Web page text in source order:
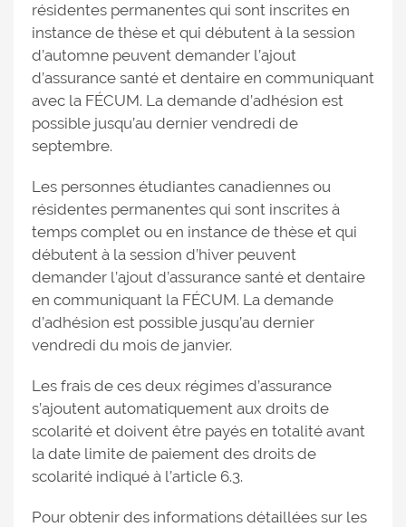
résidentes permanentes qui sont inscrites en
instance de thèse et qui débutent à la session
d’automne peuvent demander l’ajout
d’assurance santé et dentaire en communiquant
avec la FÉCUM. La demande d’adhésion est
possible jusqu’au dernier vendredi de
septembre.
Les personnes étudiantes canadiennes ou
résidentes permanentes qui sont inscrites à
temps complet ou en instance de thèse et qui
débutent à la session d’hiver peuvent
demander l’ajout d’assurance santé et dentaire
en communiquant la FÉCUM. La demande
d’adhésion est possible jusqu’au dernier
vendredi du mois de janvier.
Les frais de ces deux régimes d’assurance
s’ajoutent automatiquement aux droits de
scolarité et doivent être payés en totalité avant
la date limite de paiement des droits de
scolarité indiqué à l’article 6.3.
Pour obtenir des informations détaillées sur les